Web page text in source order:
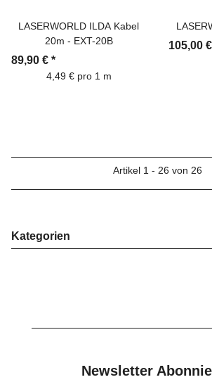
LASERWORLD ILDA Kabel
20m - EXT-20B
89,90 € *
4,49 € pro 1 m
105,00 €
Artikel 1 - 26 von 26
Kategorien
Newsletter